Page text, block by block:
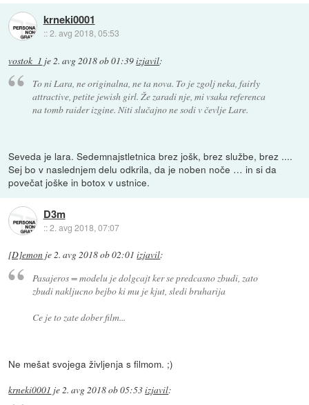
krneki0001
::2. avg 2018, 05:53
vostok_1 je2. avg 2018 ob 01:39izjavil:
To ni Lara, ne originalna, ne ta nova. To je zgolj neka, fairly
attractive, petite jewish girl. Že zaradi nje, mi vsaka referenca
na tomb raider izgine. Niti slučajno ne sodi v čevlje Lare.
Seveda je lara. Sedemnajstletnica brez jošk, brez službe, brez ....
Sej bo v naslednjem delu odkrila, da je noben noče … in si da
povečat joške in botox v ustnice.
D3m
::2. avg 2018, 07:07
[D]emon je2. avg 2018 ob 02:01 izjavil:
Pasajeros = modelu je dolgcajt ker se predcasno zbudi, zato
zbudi nakljucno bejbo ki mu je kjut, sledi bruharija
Ce je to zate dober film...
Ne mešat svojega življenja s filmom. ;)
krneki0001 je2. avg 2018 ob 05:53izjavil: